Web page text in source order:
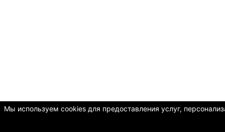
Мы используем cookies для предоставления услуг,